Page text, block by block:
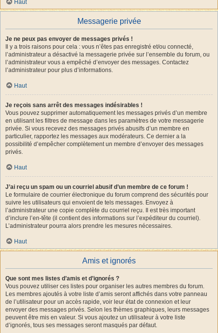
Haut
Messagerie privée
Je ne peux pas envoyer de messages privés !
Il y a trois raisons pour cela : vous n’êtes pas enregistré et/ou connecté,
l’administrateur a désactivé la messagerie privée sur l’ensemble du forum, ou
l’administrateur vous a empêché d’envoyer des messages. Contactez
l’administrateur pour plus d’informations.
Haut
Je reçois sans arrêt des messages indésirables !
Vous pouvez supprimer automatiquement les messages privés d’un membre
en utilisant les filtres de message dans les paramètres de votre messagerie
privée. Si vous recevez des messages privés abusifs d’un membre en
particulier, rapportez les messages aux modérateurs. Ce dernier a la
possibilité d’empêcher complètement un membre d’envoyer des messages
privés.
Haut
J’ai reçu un spam ou un courriel abusif d’un membre de ce forum !
Le formulaire de courrier électronique du forum comprend des sécurités pour
suivre les utilisateurs qui envoient de tels messages. Envoyez à
l’administrateur une copie complète du courriel reçu. Il est très important
d’inclure l’en-tête (il contient des informations sur l’expéditeur du courriel).
L’administrateur pourra alors prendre les mesures nécessaires.
Haut
Amis et ignorés
Que sont mes listes d’amis et d’ignorés ?
Vous pouvez utiliser ces listes pour organiser les autres membres du forum.
Les membres ajoutés à votre liste d’amis seront affichés dans votre panneau
de l’utilisateur pour un accès rapide, voir leur état de connexion et leur
envoyer des messages privés. Selon les thèmes graphiques, leurs messages
peuvent être mis en valeur. Si vous ajoutez un utilisateur à votre liste
d’ignorés, tous ses messages seront masqués par défaut.